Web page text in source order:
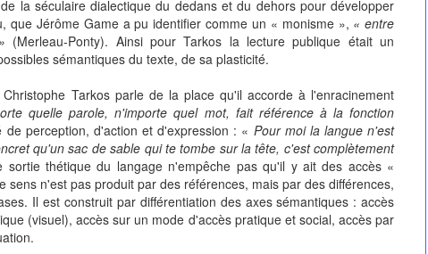
la séculaire dialectique du dedans et du dehors pour développer
que Jérôme Game a pu identifier comme un « monisme », « entre
(Merleau-Ponty). Ainsi pour Tarkos la lecture publique était un
sémantiques du texte, de sa plasticité.
Tarkos parle de la place qu'il accorde à l'enracinement
quelle parole, n'importe quel mot, fait référence à la fonction
perception, d'action et d'expression : « Pour moi la langue n'est
qu'un sac de sable qui te tombe sur la tête, c'est complètement
sortie thétique du langage n'empêche pas qu'il y ait des accès «
sens n'est pas produit par des références, mais par des différences,
Il est construit par différentiation des axes sémantiques : accès
(visuel), accès sur un mode d'accès pratique et social, accès par